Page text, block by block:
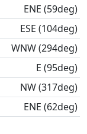
ENE (59deg)
ESE (104deg)
WNW (294deg)
E (95deg)
NW (317deg)
ENE (62deg)